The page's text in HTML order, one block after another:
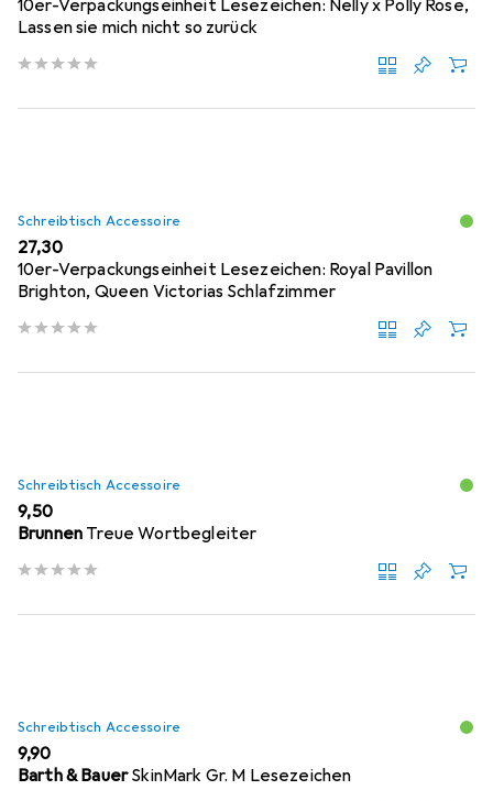
10er-Verpackungseinheit Lesezeichen: Nelly x Polly Rose,
Lassen sie mich nicht so zurück
Schreibtisch Accessoire
EUR
27,30
10er-Verpackungseinheit Lesezeichen: Royal Pavillon
Brighton, Queen Victorias Schlafzimmer
Schreibtisch Accessoire
EUR
9,50
Brunnen Treue Wortbegleiter
Schreibtisch Accessoire
EUR
9,90
Barth & BauerSkinMark Gr. M Lesezeichen